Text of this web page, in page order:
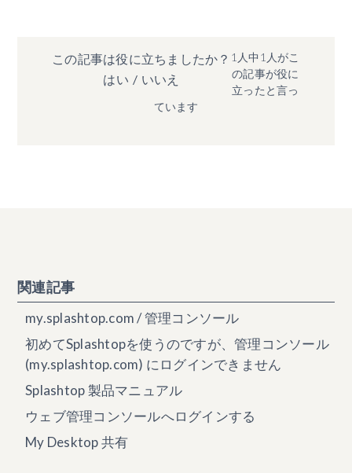
この記事は役に立ちましたか？
はい / いいえ
1人中1人がこ
の記事が役に
立ったと言っ
ています
関連記事
my.splashtop.com / 管理コンソール
初めてSplashtopを使うのですが、管理コンソール
(my.splashtop.com) にログインできません
Splashtop 製品マニュアル
ウェブ管理コンソールへログインする
My Desktop 共有